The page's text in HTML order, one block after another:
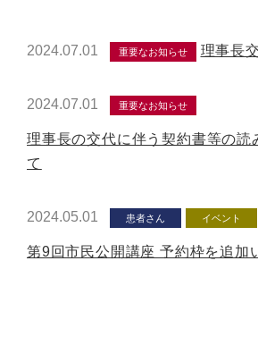
2024.07.01 重要なお知らせ 理事長
2024.07.01 重要なお知らせ
理事長の交代に伴う契約書等の読
て
2024.05.01 患者さん イベント
第9回市民公開講座 予約枠を追加